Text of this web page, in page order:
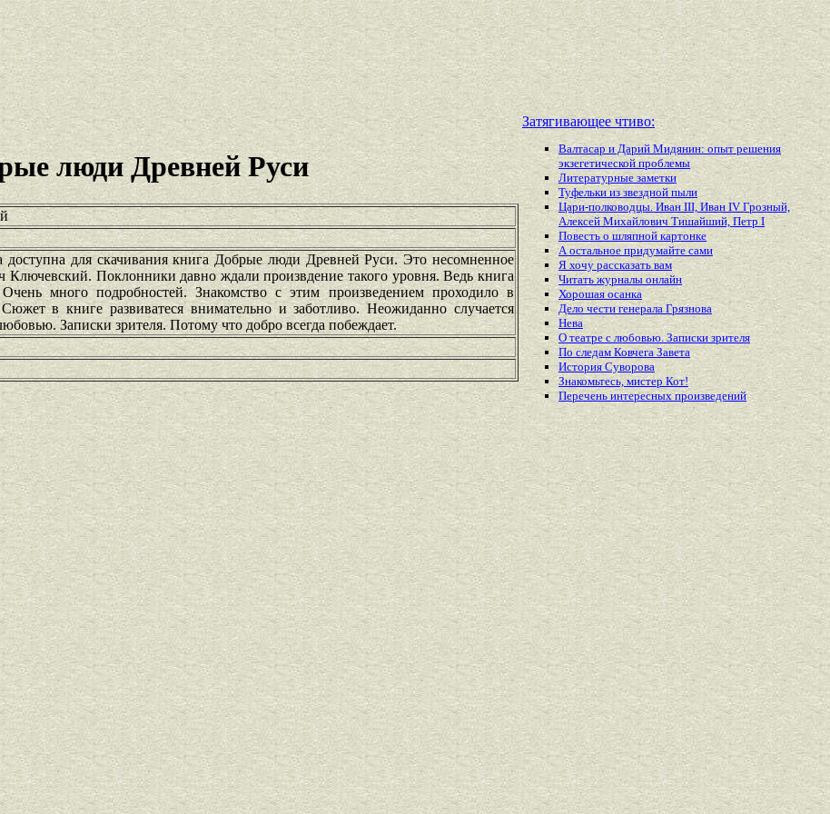
люди Древней Руси
доступна для скачивания книга Добрые люди Древней Руси. Это несомненное
Поклонники давно ждали произвдение такого уровня. Ведь книга
много подробностей. Знакомство с этим произведением проходило в
в книге развиватеся внимательно и заботливо. Неожиданно случается
Записки зрителя. Потому что добро всегда побеждает.
Затягивающее чтиво:
Валтасар и Дарий Мидянин: опыт решения
экзегетической проблемы
Литературные заметки
Туфельки из звездной пыли
Цари-полководцы. Иван III, Иван IV Грозный,
Алексей Михайлович Тишайший, Петр I
Повесть о шляпной картонке
А остальное придумайте сами
Я хочу рассказать вам
Читать журналы онлайн
Хорошая осанка
Дело чести генерала Грязнова
Нева
О театре с любовью. Записки зрителя
По следам Ковчега Завета
История Суворова
Знакомьтесь, мистер Кот!
Перечень интересныхпроизведений